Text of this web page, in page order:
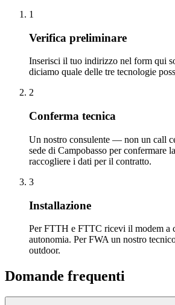
1
Verifica preliminare
Inserisci il tuo indirizzo nel form qui
diciamo quale delle tre tecnologie
2
Conferma tecnica
Un nostro consulente — non un call
sede di Campobasso per confermare
raccogliere i dati per il contratto.
3
Installazione
Per FTTH e FTTC ricevi il modem a
autonomia. Per FWA un nostro
outdoor.
Domande frequenti